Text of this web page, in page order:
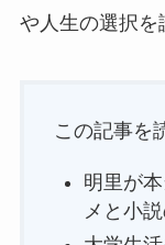
や人生の選択を
この記事を
明里が
メと小